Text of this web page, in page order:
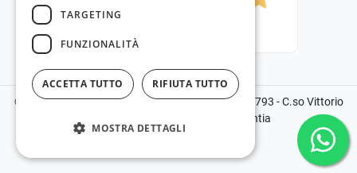
©2024 Copyright Grela Parfum - P.IVA 03136100793 - C.so Vittorio
Emanuele III, 14, 89900, Vibo Valentia
TARGETING
FUNZIONALITÀ
ACCETTA TUTTO RIFIUTA TUTTO
MOSTRA DETTAGLI